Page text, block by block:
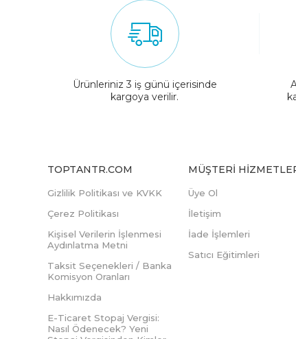
Ürünleriniz 3 iş günü içerisinde
kargoya verilir.
TOPTANTR.COM
Gizlilik Politikası ve KVKK
Çerez Politikası
Kişisel Verilerin İşlenmesi
Aydınlatma Metni
Taksit Seçenekleri / Banka
Komisyon Oranları
Hakkımızda
E-Ticaret Stopaj Vergisi:
Nasıl Ödenecek? Yeni
MÜŞTERI
Üye Ol
İletişim
İade İşlemleri
Satıcı Eğitimleri